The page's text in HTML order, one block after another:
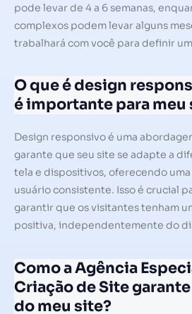
pode levar de 4 a 6 semanas,
complexos podem levar alguns
trabalhará com você para definir
O que é design
é importante para meu
Design responsivo é uma
garante que seu site se adapte a
tela e dispositivos, oferecendo
usuário consistente. Isso é crucial
garantir que os visitantes tenham
positiva, independentemente do
Como a Agência
Criação de Site
do meu site?